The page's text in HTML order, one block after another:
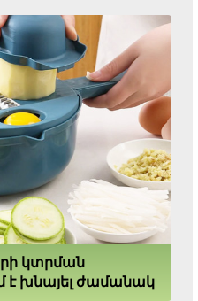
կտրման
է խնայել ժամանակ